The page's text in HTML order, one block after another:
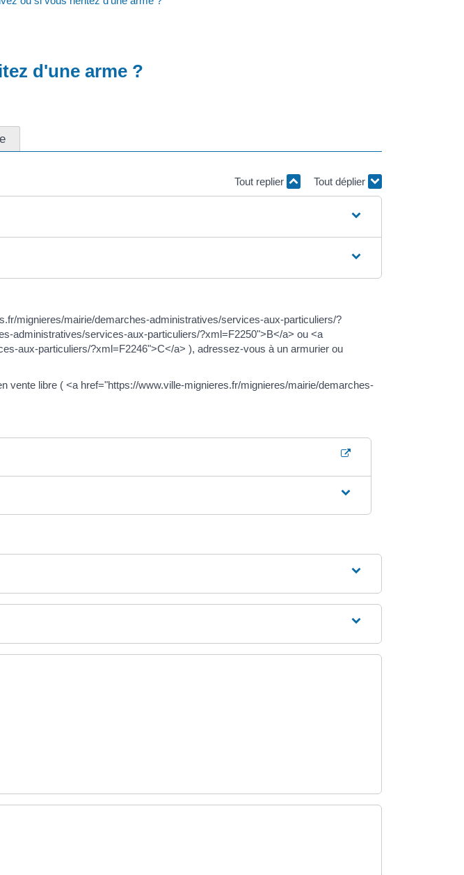
d'une arme ?
Tout replier Tout déplier
mignieres/mairie/demarches-administratives/services-aux-particuliers/?
administratives/services-aux-particuliers/?xml=F2250">B</a> ou <a
aux-particuliers/?xml=F2246">C</a> ), adressez-vous à un armurier ou
libre ( <a href="https://www.ville-mignieres.fr/mignieres/mairie/demarches-